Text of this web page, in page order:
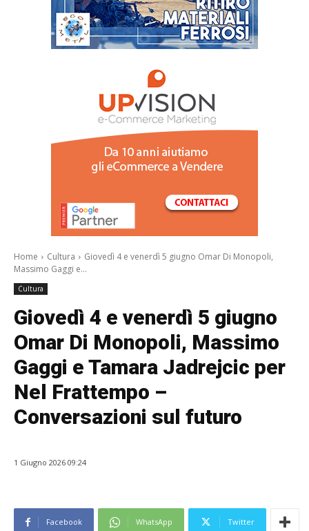
Home
Cultura
Giovedì 4 e venerdì 5 giugno Omar Di Monopoli,
Massimo Gaggi e...
Cultura
Giovedì 4 e venerdì 5 giugno
Omar Di Monopoli, Massimo
Gaggi e Tamara Jadrejcic per
Nel Frattempo –
Conversazioni sul futuro
1 Giugno 2026 09:24
Facebook WhatsApp Twitter